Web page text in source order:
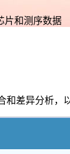
片和测序数据
差异分析，